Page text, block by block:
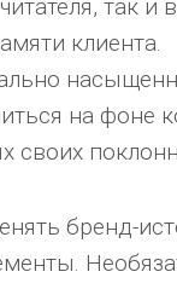
так и
клиента.
на фоне
своих
бренд-